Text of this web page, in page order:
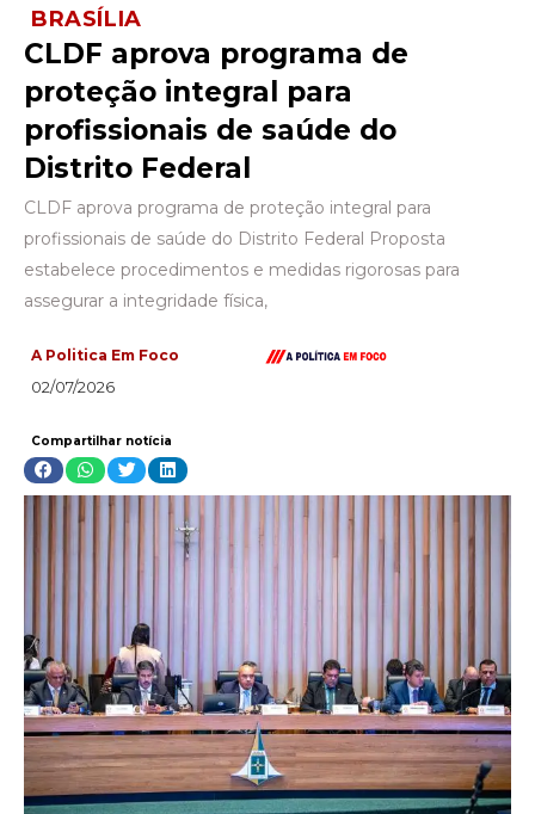
BRASÍLIA
CLDF aprova programa de
proteção integral para
profissionais de saúde do
Distrito Federal
CLDF aprova programa de proteção integral para
profissionais de saúde do Distrito Federal Proposta
estabelece procedimentos e medidas rigorosas para
assegurar a integridade física,
A Politica Em Foco
02/07/2026
Compartilhar notícia